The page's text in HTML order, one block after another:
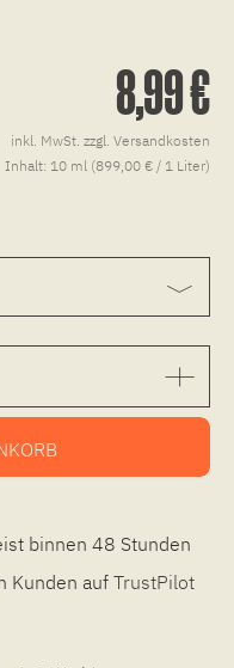
8,99 €
inkl. MwSt. zzgl. Versandkosten
Inhalt: 10 ml (899,00 € / 1 Liter)
binnen 48 Stunden
Kunden auf TrustPilot